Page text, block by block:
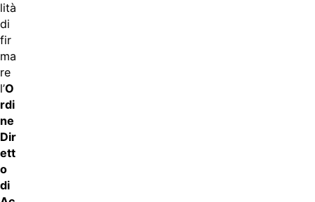
lità
di
fir
ma
re
l’O
rdi
ne
Dir
ett
o
di